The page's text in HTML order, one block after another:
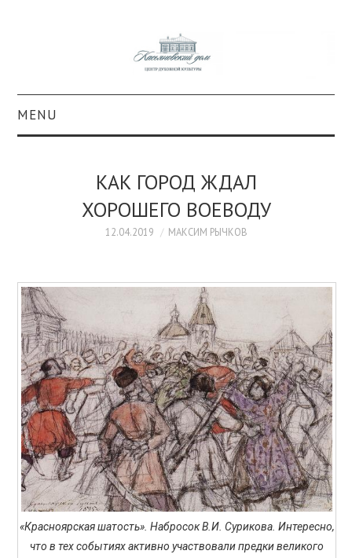
MENU
КОЛЛЕКЦИИ
ОБРАЗОВАНИЕ
ПРОСВЕЩЕНИЕ
КАК ГОРОД ЖДАЛ
ХОРОШЕГО ВОЕВОДУ
12.04.2019 МАКСИМ РЫЧКОВ
«Красноярская шатость». Набросок В.И. Сурикова. Интересно,
что в тех событиях активно участвовали предки великого